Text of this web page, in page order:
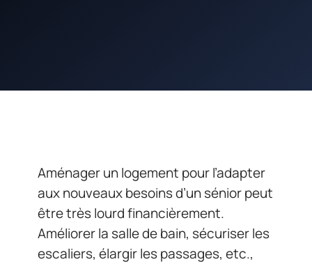
Aménager un logement pour l’adapter
aux nouveaux besoins d’un sénior peut
être très lourd financièrement.
Améliorer la salle de bain, sécuriser les
escaliers, élargir les passages, etc.,